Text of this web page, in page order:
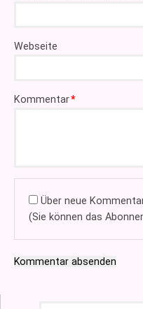
Webseite
Pflichtfeld
Kommentar*
Über neue
(Sie können das
Kommentar absenden